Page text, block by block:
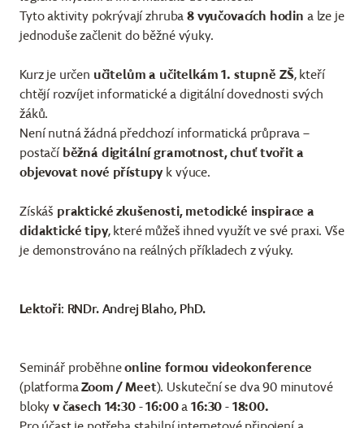
Tyto aktivity pokrývají zhruba8 vyučovacích hodin a lze je
jednoduše začlenit do běžné výuky.
Kurz je určen učitelům a učitelkám 1. stupně ZŠ, kteří
chtějí rozvíjet informatické a digitální dovednosti svých
žáků.
Není nutná žádná předchozí informatická průprava –
postačí běžná digitální gramotnost, chuť tvořit a
objevovat nové přístupy k výuce.
Získáš praktické zkušenosti, metodické inspirace a
didaktické tipy, které můžeš ihned využít ve své praxi. Vše
je demonstrováno na reálných příkladech z výuky.
Lektoři: RNDr. Andrej Blaho, PhD.
Seminář proběhneonline formou videokonference
(platformaZoom / Meet). Uskuteční se dva 90 minutové
blokyv časech 14:30 - 16:00a 16:30 - 18:00.